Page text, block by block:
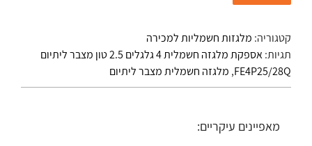
קטגוריה: מלגזות חשמליות למכירה
תגיות:
אספקת מלגזה חשמלית 4 גלגלים 2.5 טון מצבר ליתיום
FE4P25/28Q
, מלגזה חשמלית מצבר ליתיום
מאפיינים עיקריים: